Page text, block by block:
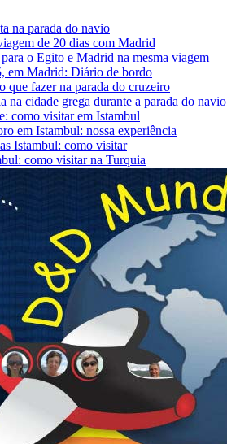
na parada do navio
de 20 dias com Madrid
o Egito e Madrid na mesma viagem
em Madrid: Diário de bordo
que fazer na parada do cruzeiro
na cidade grega durante a parada do navio
como visitar em Istambul
em Istambul: nossa experiência
Istambul: como visitar
como visitar na Turquia